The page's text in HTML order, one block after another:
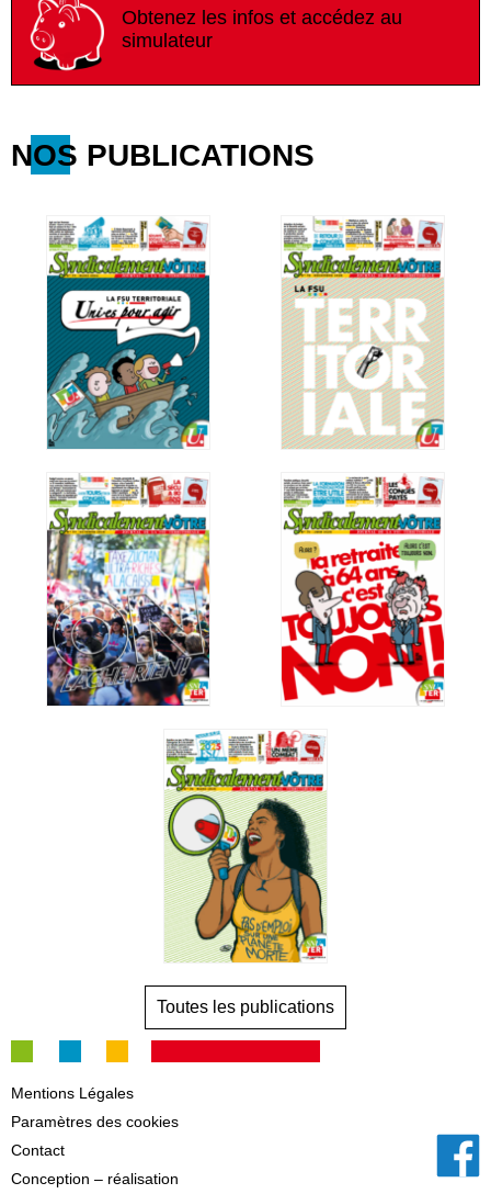
Obtenez les infos et accédez au
simulateur
NOS PUBLICATIONS
Toutes les publications
Mentions Légales
Paramètres des cookies
Contact
Conception – réalisation